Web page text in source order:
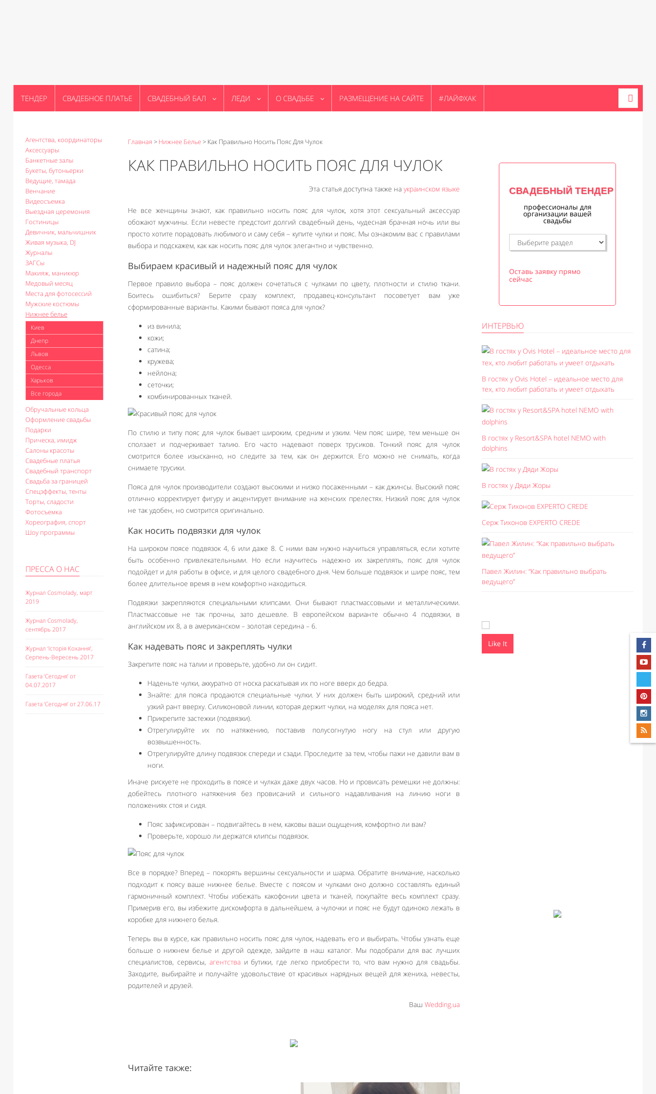
ТЕНДЕР СВАДЕБНОЕ ПЛАТЬЕ СВАДЕБНЫЙ БАЛ ЛЕДИ О СВАДЬБЕ РАЗМЕЩЕНИЕ НА САЙТЕ #ЛАЙФХАК
Агентства, координаторы
Аксессуары
Банкетные залы
Букеты, бутоньерки
Ведущие, тамада
Венчание
Видеосъемка
Выездная церемония
Гостиницы
Девичник, мальчишник
Живая музыка, DJ
Журналы
ЗАГСы
Макияж, маникюр
Медовый месяц
Места для фотосессий
Мужские костюмы
Нижнее белье
Киев
Днепр
Львов
Одесса
Харьков
Все города
Обручальные кольца
Оформление свадьбы
Подарки
Прическа, имидж
Салоны красоты
Свадебные платья
Свадебный транспорт
Свадьба за границей
Спецэффекты, тенты
Торты, сладости
Фотосъемка
Хореография, спорт
Шоу программы
ПРЕССА О НАС
Журнал Cosmolady, март
2019
Журнал Cosmolady,
сентябрь 2017
Журнал ‘Історія Кохання’,
Серпень-Вересень 2017
Газета ‘Сегодня’ от
04.07.2017
Газета ‘Сегодня’ от 27.06.17
Главная > Нижнее Белье> Как Правильно Носить Пояс Для Чулок
КАК ПРАВИЛЬНО НОСИТЬ ПОЯС ДЛЯ ЧУЛОК
Эта статья доступна также на украинском языке
Не все женщины знают, как правильно носить пояс для чулок, хотя этот сексуальный аксессуар
обожают мужчины. Если невесте предстоит долгий свадебный день, чудесная брачная ночь или вы
просто хотите порадовать любимого и саму себя – купите чулки и пояс. Мы ознакомим вас с правилами
выбора и подскажем, как как носить пояс для чулок элегантно и чувственно.
Выбираем красивый и надежный пояс для чулок
Первое правило выбора – пояс должен сочетаться с чулками по цвету, плотности и стилю ткани.
Боитесь ошибиться? Берите сразу комплект, продавец-консультант посоветует вам уже
сформированные варианты. Какими бывают пояса для чулок?
из винила;
кожи;
сатина;
кружева;
нейлона;
сеточки;
комбинированных тканей.
По стилю и типу пояс для чулок бывает широким, средним и узким. Чем пояс шире, тем меньше он
сползает и подчеркивает талию. Его часто надевают поверх трусиков. Тонкий пояс для чулок
смотрится более изысканно, но следите за тем, как он держится. Его можно не снимать, когда
снимаете трусики.
Пояса для чулок производители создают высокими и низко посаженными – как джинсы. Высокий пояс
отлично корректирует фигуру и акцентирует внимание на женских прелестях. Низкий пояс для чулок
не так удобен, но смотрится оригинально.
Как носить подвязки для чулок
На широком поясе подвязок 4, 6 или даже 8. С ними вам нужно научиться управляться, если хотите
быть особенно привлекательными. Но если научитесь надежно их закреплять, пояс для чулок
подойдет и для работы в офисе, и для целого свадебного дня. Чем больше подвязок и шире пояс, тем
более длительное время в нем комфортно находиться.
Подвязки закрепляются специальными клипсами. Они бывают пластмассовыми и металлическими.
Пластмассовые не так прочны, зато дешевле. В европейском варианте обычно 4 подвязки, в
английском их 8, а в американском – золотая середина – 6.
Как надевать пояс и закреплять чулки
Закрепите пояс на талии и проверьте, удобно ли он сидит.
Наденьте чулки, аккуратно от носка раскатывая их по ноге вверх до бедра.
Знайте: для пояса продаются специальные чулки. У них должен быть широкий, средний или
узкий рант вверху. Силиконовой линии, которая держит чулки, на моделях для пояса нет.
Прикрепите застежки (подвязки).
Отрегулируйте их по натяжению, поставив полусогнутую ногу на стул или другую
возвышенность.
Отрегулируйте длину подвязок спереди и сзади. Проследите за тем, чтобы пажи не давили вам в
ноги.
Иначе рискуете не проходить в поясе и чулках даже двух часов. Но и провисать ремешки не должны:
добейтесь плотного натяжения без провисаний и сильного надавливания на линию ноги в
положениях стоя и сидя.
Пояс зафиксирован – подвигайтесь в нем, каковы ваши ощущения, комфортно ли вам?
Проверьте, хорошо ли держатся клипсы подвязок.
Все в порядке? Вперед – покорять вершины сексуальности и шарма. Обратите внимание, насколько
подходит к поясу ваше нижнее белье. Вместе с поясом и чулками оно должно составлять единый
гармоничный комплект. Чтобы избежать какофонии цвета и тканей, покупайте весь комплект сразу.
Примерив его, вы избежите дискомфорта в дальнейшем, а чулочки и пояс не будут одиноко лежать в
коробке для нижнего белья.
Теперь вы в курсе, как правильно носить пояс для чулок, надевать его и выбирать. Чтобы узнать еще
больше о нижнем белье и другой одежде, зайдите в наш каталог. Мы подобрали для вас лучших
специалистов, сервисы, агентстваи бутики, где легко приобрести то, что вам нужно для свадьбы.
Заходите, выбирайте и получайте удовольствие от красивых нарядных вещей для жениха, невесты,
родителей и друзей.
Ваш Wedding.ua
Читайте также:
СВАДЕБНЫЙ ТЕНДЕР
профессионалы для
организации вашей
свадьбы
Оставь заявку прямо
сейчас
ИНТЕРВЬЮ
В гостях у Ovis Hotel – идеальное место для
тех, кто любит работать и умеет отдыхать
В гостях у Resort&SPA hotel NEMO with
dolphins
В гостях у Дяди Жоры
Серж Тихонов EXPERTO CREDE
Павел Жилин: “Как правильно выбрать
ведущего”
Like It
Like It Like